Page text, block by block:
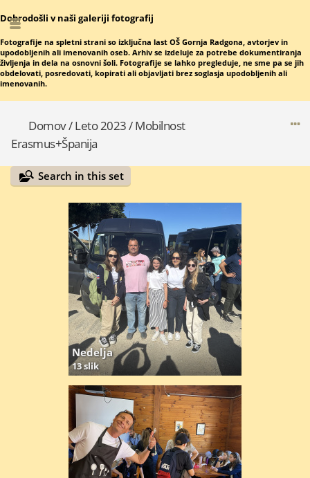
Dobrodošli v naši galeriji fotografij
Fotografije na spletni strani so izključna last OŠ Gornja Radgona, avtorjev in
upodobljenih ali imenovanih oseb. Arhiv se izdeluje za potrebe dokumentiranja
življenja in dela na osnovni šoli. Fotografije se lahko pregleduje, ne sme pa se jih
obdelovati, posredovati, kopirati ali objavljati brez soglasja upodobljenih ali
imenovanih.
Domov/Leto 2023/Mobilnost
Erasmus+Španija
Search in this set
Nedelja
13 slik